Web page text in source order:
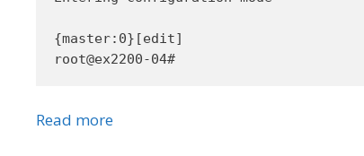
{master:0}[edit]
Read more